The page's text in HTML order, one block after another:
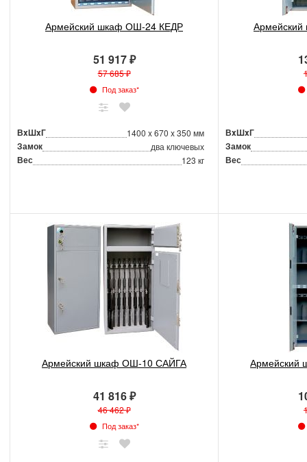
Армейский шкаф ОШ-24 КЕДР
51 917 ₽
57 685 ₽
Под заказ*
ВxШxГ 1400 x 670 x 350 мм
Замок два ключевых
Вес 123 кг
ВxШxГ
Замок
Вес
Армейский шкаф ОШ-10 САЙГА
41 816 ₽
46 462 ₽
Под заказ*